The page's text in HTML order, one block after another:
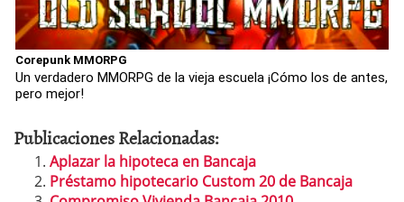
Corepunk MMORPG
Un verdadero MMORPG de la vieja escuela ¡Cómo los de antes,
pero mejor!
Publicaciones Relacionadas:
Aplazar la hipoteca en Bancaja
Préstamo hipotecario Custom 20 de Bancaja